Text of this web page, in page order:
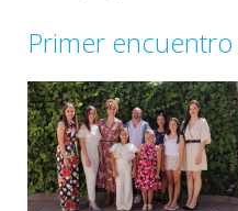
Primer